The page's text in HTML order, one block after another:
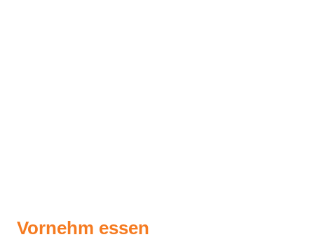
Vornehm essen